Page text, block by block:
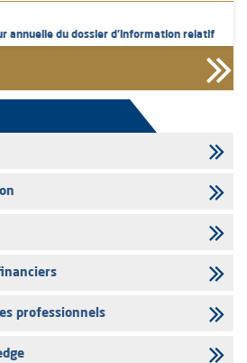
annuelle du dossier d’information relatif
les publications réalisées par les
2026
les publications réalisées par les
2026
du dossier d’information relatif au
les publications réalisées par les
2026
professionnels